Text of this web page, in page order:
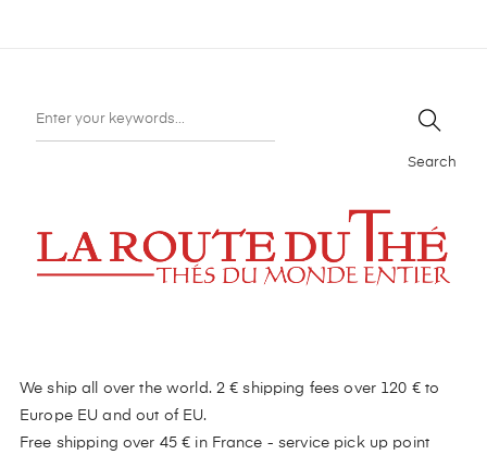
Search
We ship all over the world. 2 € shipping fees over 120 € to
Europe EU and out of EU.
Free shipping over 45 € in France - service pick up point